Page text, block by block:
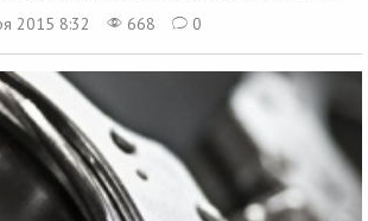
2015 8:32 668 0